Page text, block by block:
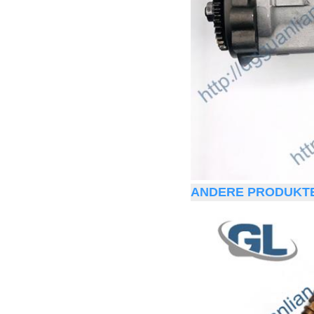
ANDERE